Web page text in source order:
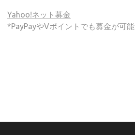
Yahoo!ネット募金
*PayPayやVポイントでも募金が可能